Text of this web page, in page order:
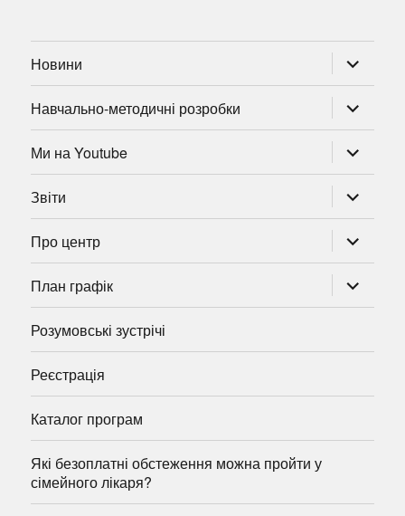
Новини
підменю
Навчально-методичні розробки
підменю
Ми на Youtube
підменю
Звіти
підменю
Про центр
підменю
План графік
підменю
Розумовські зустрічі
Реєстрація
Каталог програм
Які безоплатні обстеження можна пройти у
сімейного лікаря?